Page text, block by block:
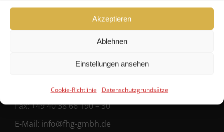
Akzeptieren
Ablehnen
Einstellungen ansehen
Cookie-Richtlinie Datenschutzgrundsätze
FHG
Hanseatische Fondshandlung GmbH
+49 40 38 66 190 – 0
Fax:+49 40 38 66 190 – 30
E-Mail: info@fhg-gmbh.de